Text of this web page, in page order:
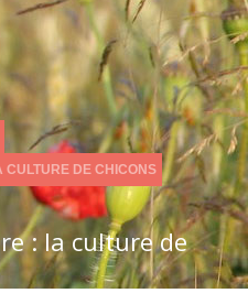
CULTURE DE CHICONS
: la culture de